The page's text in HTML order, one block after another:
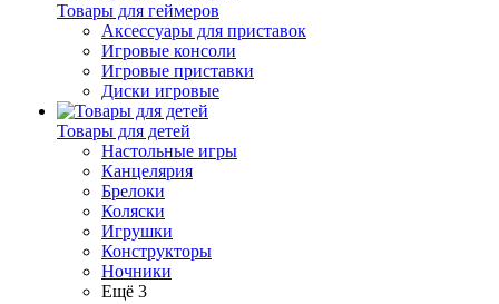
Товары для геймеров
Аксессуары для приставок
Игровые консоли
Игровые приставки
Диски игровые
Товары для детей
Настольные игры
Канцелярия
Брелоки
Коляски
Игрушки
Конструкторы
Ночники
Ещё 3